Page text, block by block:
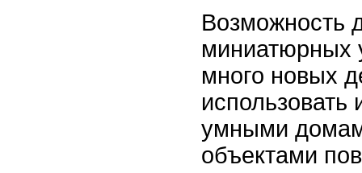
Возможность
миниатюрных
много новых
использовать
умными
объектами